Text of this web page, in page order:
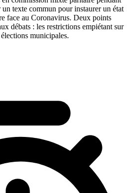
un texte commun pour instaurer un état
face au Coronavirus. Deux points
débats : les restrictions empiétant sur
municipales.